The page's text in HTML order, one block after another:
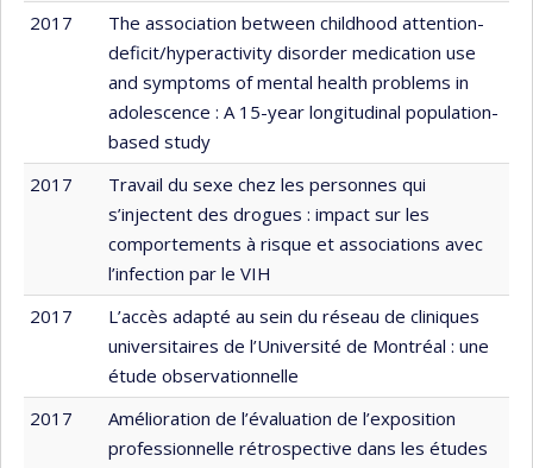
2017
The association between childhood attention-
deficit/hyperactivity disorder medication use
and symptoms of mental health problems in
adolescence : A 15-year longitudinal population-
based study
2017
Travail du sexe chez les personnes qui
s’injectent des drogues : impact sur les
comportements à risque et associations avec
l’infection par le VIH
2017
L’accès adapté au sein du réseau de cliniques
universitaires de l’Université de Montréal : une
étude observationnelle
2017
Amélioration de l’évaluation de l’exposition
professionnelle rétrospective dans les études